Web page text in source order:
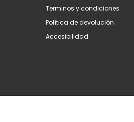
Terminos y condiciones
Política de devolución
Accesibilidad